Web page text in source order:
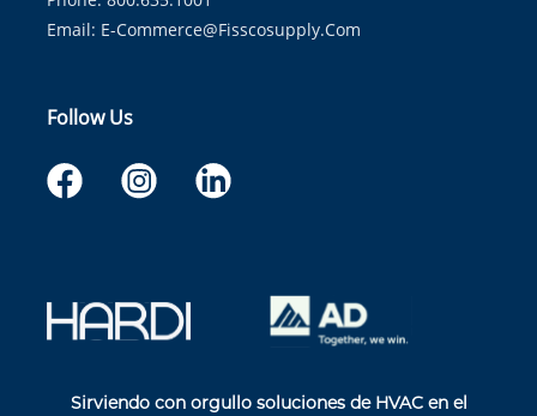
Email: E-Commerce@fisscosupply.com
Follow Us
Sirviendo con orgullo soluciones de HVAC en el